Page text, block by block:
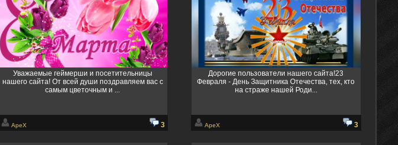
Уважаемые геймерши и посетительницы
нашего сайта! От всей души поздравляем вас с
самым цветочным и ...
ApeX 3
Дорогие пользователи нашего сайта!23
Февраля - День Защитника Отечества, тех, кто
на страже нашей Роди...
ApeX 3